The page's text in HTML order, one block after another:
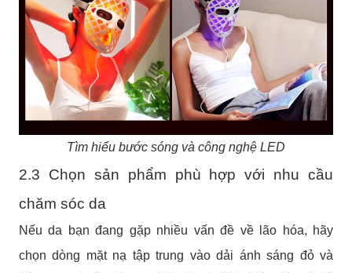
Tìm hiểu bước sóng và công nghệ LED
2.3 Chọn sản phẩm phù hợp với nhu cầu
chăm sóc da
Nếu da bạn đang gặp nhiều vấn đề về lão hóa, hãy
chọn dòng mặt nạ tập trung vào dải ánh sáng đỏ và